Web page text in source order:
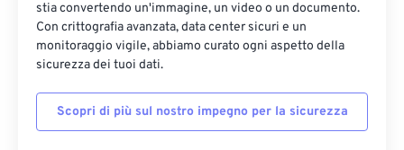
stia convertendo un'immagine, un video o un documento.
Con crittografia avanzata, data center sicuri e un
monitoraggio vigile, abbiamo curato ogni aspetto della
sicurezza dei tuoi dati.
Scopri di più sul nostro impegno per la sicurezza